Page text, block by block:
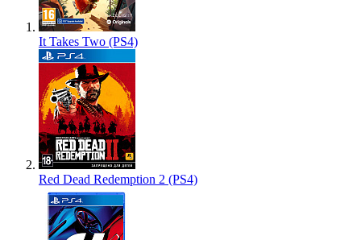
It Takes Two (PS4)
Red Dead Redemption 2 (PS4)